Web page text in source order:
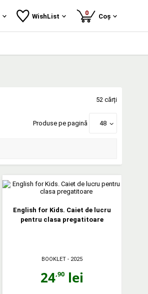
WishList 0produse
Coș
52 cărți
Produse pe pagină 48
English for Kids. Caiet de lucru
pentru clasa pregatitoare
BOOKLET - 2025
24,90 lei